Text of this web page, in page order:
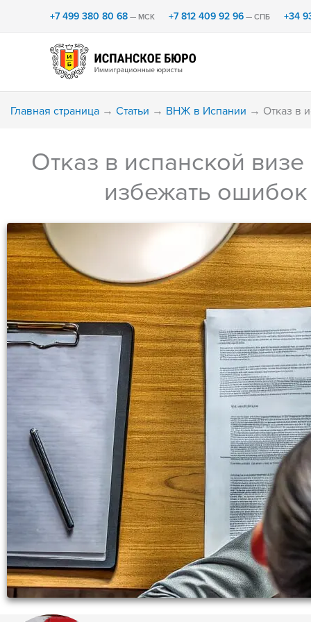
+7 499 380 80 68— МСК +7 812 409 92 96— СПБ +34
Главная страница → Статьи → ВНЖ в Испании → Отказ в
Отказ в испанской
избежать